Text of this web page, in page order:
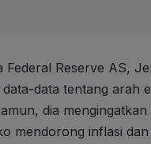
Federal Reserve AS,
data tentang arah
dia
mendorong inflasi dan